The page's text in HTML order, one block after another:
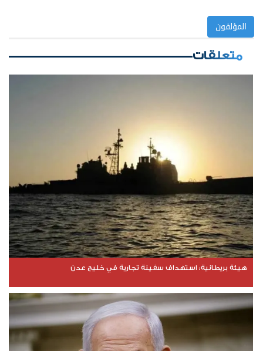
المؤلفون
متعلقات
هيئة بريطانية: استهداف سفينة تجارية في خليج عدن